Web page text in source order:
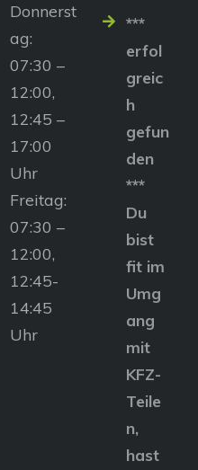
Donnerst
ag:
07:30 –
12:00,
12:45 –
17:00
Uhr
Freitag:
07:30 –
12:00,
12:45-
14:45
Uhr
***
erfol
greic
h
gefun
den
***
Du
bist
fit im
Umg
ang
mit
KFZ-
Teile
n,
hast